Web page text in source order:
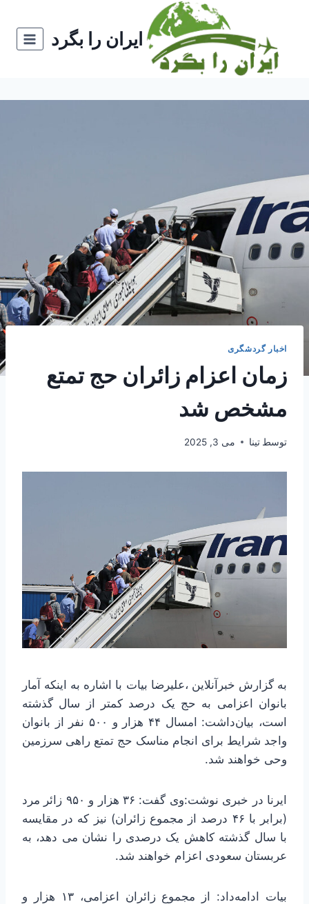
ایران را بگرد
اخبار گردشگری
زمان اعزام زائران حج تمتع
مشخص شد
توسط تینا می 3, 2025
به گزارش خبرآنلاین ،علیرضا بیات با اشاره به اینکه آمار
بانوان اعزامی به حج یک درصد کمتر از سال گذشته
است، بیان‌داشت: امسال ۴۴ هزار و ۵۰۰ نفر از بانوان
واجد شرایط برای انجام مناسک حج تمتع راهی سرزمین
وحی خواهند شد.
ایرنا در خبری نوشت:وی گفت: ۳۶ هزار و ۹۵۰ زائر مرد
(برابر با ۴۶ درصد از مجموع زائران) نیز که در مقایسه
با سال گذشته کاهش یک درصدی را نشان می دهد، به
عربستان سعودی اعزام خواهند شد.
بیات ادامه‌داد: از مجموع زائران اعزامی، ۱۳ هزار و